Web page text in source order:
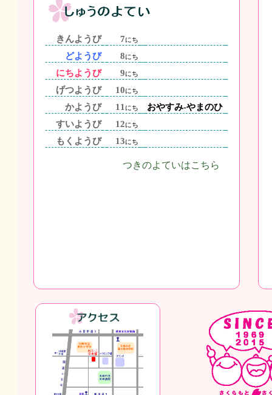
きんようび 7にち
どようび 8にち
にちようび 9にち
げつようび 10にち
かようび 11 にち
おやすみ-やまのひ
すいようび
12にち
もくようび 13にち
つきのよていはこちら